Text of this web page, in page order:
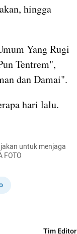
hingga
Yang Rugi
Tentrem",
dan Damai".
hari lalu.
untuk menjaga
Tim Editor